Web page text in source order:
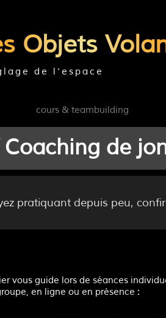
Objets
de l'espace
cours & teambuilding
de
pratiquant depuis peu,
vous guide lors de séances
en ligne ou en présence :